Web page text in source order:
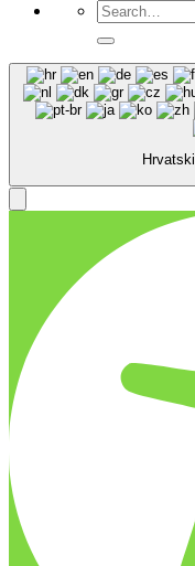
Hrvatski